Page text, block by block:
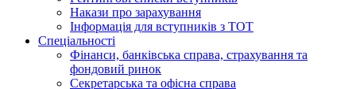
Накази про зарахування
Інформація для вступників з ТОТ
Спеціальності
Фінанси, банківська справа, страхування та
фондовий ринок
Секретарська та офісна справа